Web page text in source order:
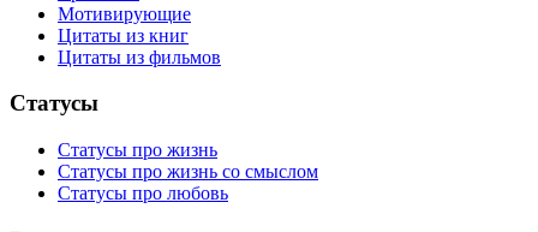
Мотивирующие
Цитаты из книг
Цитаты из фильмов
Статусы
Статусы про жизнь
Статусы про жизнь со смыслом
Статусы про любовь